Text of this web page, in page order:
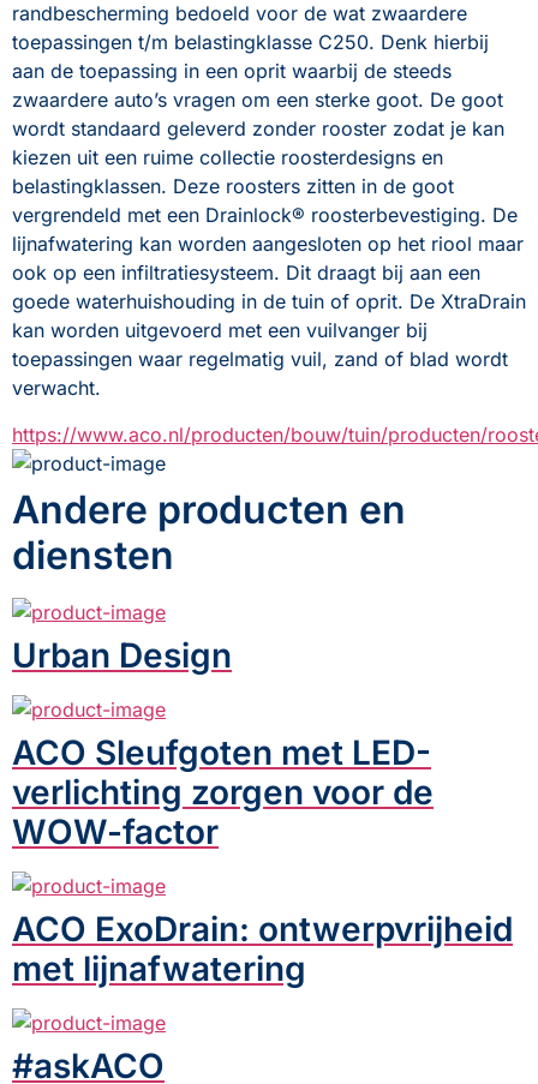
randbescherming bedoeld voor de wat zwaardere
toepassingen t/m belastingklasse C250. Denk hierbij
aan de toepassing in een oprit waarbij de steeds
zwaardere auto’s vragen om een sterke goot. De goot
wordt standaard geleverd zonder rooster zodat je kan
kiezen uit een ruime collectie roosterdesigns en
belastingklassen. Deze roosters zitten in de goot
vergrendeld met een Drainlock® roosterbevestiging. De
lijnafwatering kan worden aangesloten op het riool maar
ook op een infiltratiesysteem. Dit draagt bij aan een
goede waterhuishouding in de tuin of oprit. De XtraDrain
kan worden uitgevoerd met een vuilvanger bij
toepassingen waar regelmatig vuil, zand of blad wordt
verwacht.
https://www.aco.nl/producten/bouw/tuin/producten/
Andere producten en
diensten
Urban Design
ACO Sleufgoten met LED-
verlichting zorgen voor de
WOW-factor
ACO ExoDrain: ontwerpvrijheid
met lijnafwatering
#askACO